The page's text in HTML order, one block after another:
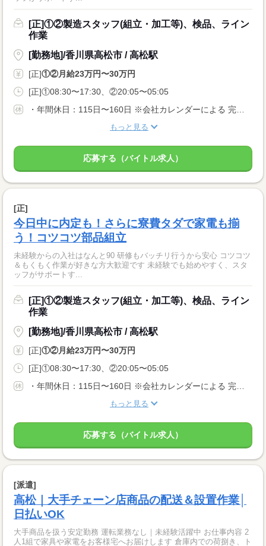
[正]①②製造スタッフ(組立・加工等)、検品、ライン
作業
[勤務地]/香川県高松市 / 高松駅
[正]①②月給23万円〜30万円
[正]①08:30〜17:30、②20:05〜05:05
もっと見る
応募する（バイトル求人）
[正]
今日中に内定も！さらに寮費タダで家電も揃
う！コツコツ部品組立
未経験からの入社はなんと90 研修もバッチリ行うから安心 コツコツ
＆もくもく作業が好きな方大歓迎です 未経験でも始めやすく、スタ
ッフがサポートす...
[正]①②製造スタッフ(組立・加工等)、検品、ライン
作業
[勤務地]/香川県高松市 / 高松駅
[正]①②月給23万円〜30万円
[正]①08:30〜17:30、②20:05〜05:05
もっと見る
応募する（バイトル求人）
[派遣]
高松｜大手チェーン店商品の配送＆設置作業│
日払いOK
大手商品を扱う安定勤務 運転業務なし｜未経験活躍中 お仕事内容 2
人1組で家具や家電をお客様宅へお届けします 倉庫内での荷捌き、ト